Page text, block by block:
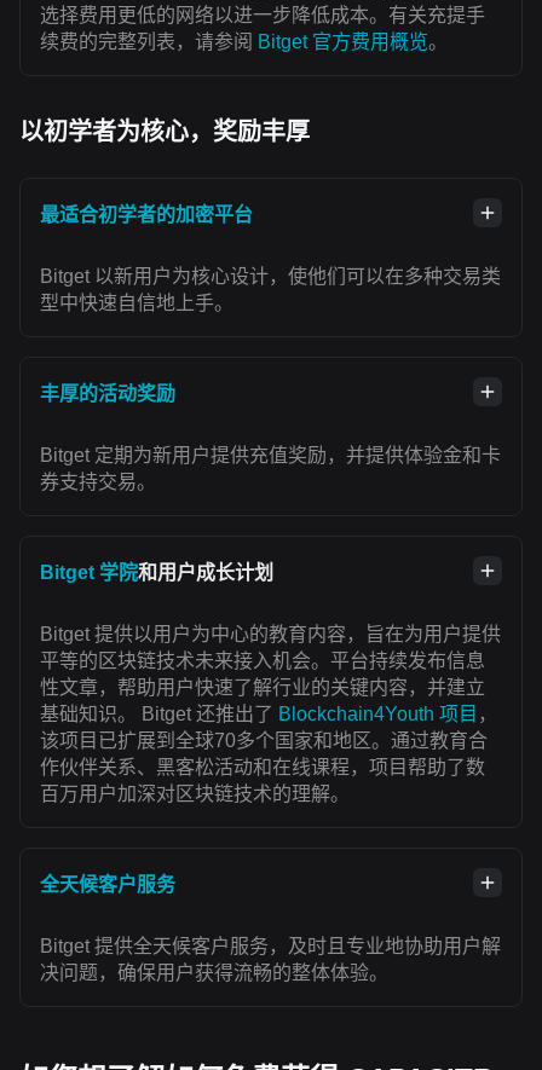
选择费用更低的网络以进一步降低成本。有关充提手
续费的完整列表，请参阅 Bitget 官方费用概览。
以初学者为核心，奖励丰厚
最适合初学者的加密平台
Bitget 以新用户为核心设计，使他们可以在多种交易类
型中快速自信地上手。
丰厚的活动奖励
Bitget 定期为新用户提供充值奖励，并提供体验金和卡
券支持交易。
Bitget 学院和用户成长计划
Bitget 提供以用户为中心的教育内容，旨在为用户提供
平等的区块链技术未来接入机会。平台持续发布信息
性文章，帮助用户快速了解行业的关键内容，并建立
基础知识。 Bitget 还推出了 Blockchain4Youth 项目 ，
该项目已扩展到全球70多个国家和地区。通过教育合
作伙伴关系、黑客松活动和在线课程，项目帮助了数
百万用户加深对区块链技术的理解。
全天候客户服务
Bitget 提供全天候客户服务，及时且专业地协助用户解
决问题，确保用户获得流畅的整体体验。